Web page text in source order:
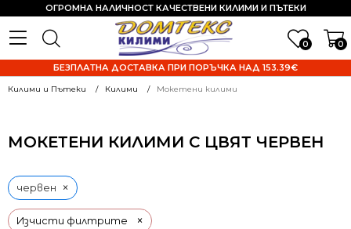
0 0
ОГРОМНА НАЛИЧНОСТ КАЧЕСТВЕНИ КИЛИМИ И ПЪТЕКИ
БЕЗПЛАТНА ДОСТАВКА ПРИ ПОРЪЧКА НАД 153.39€
Килими и Пътеки Килими Мокетени килими
МОКЕТЕНИ КИЛИМИ С ЦВЯТ ЧЕРВЕН
Изчисти филтрите ×
червен ×